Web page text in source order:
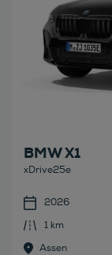
BMW X1
xDrive25e
2026
1 km
Assen